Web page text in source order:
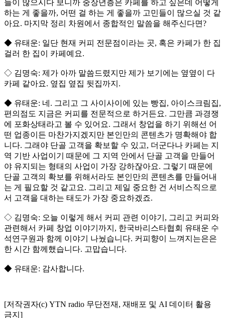
들이 많으시다 보니까 중장년층은 카페를 하고 싶은데 어떻게
하는 게 좋을까, 어떤 걸 하는 게 좋을까 고민들이 많으실 것 같
아요. 마지막 정리 차원에서 종합적인 말씀을 해주신다면?
◆ 유태운: 일단 현재 커피 전문점이라는 곳, 혹은 카페가 한 집
걸러 한 집이 카페예요.
◇ 김명숙: 제가 아까 말씀드렸지만 제가 보기에는 옆옆이 다
카페 같아요. 옆집 옆집 뒷집까지.
◆ 유태운: 네. 그리고 그 사이사이에 있는 빵집, 아이스크림집,
편의점도 지금은 커피를 전문적으로 하거든요. 그만큼 과경쟁
에 포화상태라고 볼 수 있어요. 그래서 창업을 하기 위해선 어
떤 업종이든 마찬가지겠지만 본인만의 콘텐츠가 명확해야 합
니다. 그래야 단골 고객을 확보할 수 있고, 더군다나 카페는 지
역 기반 사업이기 때문에 그 지역 안에서 단골 고객을 만들어
야 유지되는 형태의 사업이 가장 강하잖아요. 그렇기 때문에
단골 고객의 확보를 위해서라도 본인만의 콘텐츠를 만들어내
는 게 필요할 것 같고요. 그리고 제일 중요한 건 서비스직으로
서 고객을 대하는 태도가 가장 중요하겠죠.
◇ 김명숙: 오늘 이렇게 해서 커피 관련 이야기, 그리고 커피와
관련해서 카페 창업 이야기까지, 한국바리스타협회 유태운 수
석연구원과 함께 이야기 나눴습니다. 커피향이 느껴지는은은
한 시간 함께했습니다. 고맙습니다.
◆ 유태운: 감사합니다.
[저작권자(c) YTN radio 무단전재, 재배포 및 AI 데이터 활용
금지]